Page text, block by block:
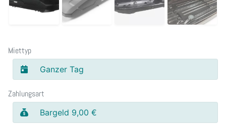
Miettyp
Ganzer Tag
Zahlungsart
Bargeld 9,00 €